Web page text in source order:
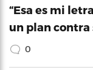
“Esa es mi
un plan contra
0